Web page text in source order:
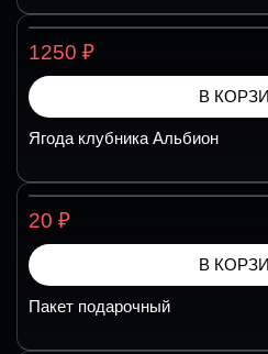
1250 ₽
В
Ягода клубника Альбион
20 ₽
В
Пакет подарочный